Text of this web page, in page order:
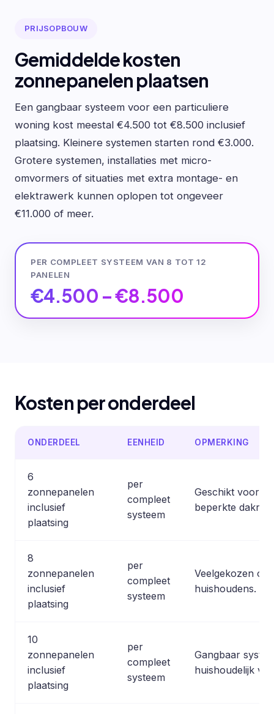
PRIJSOPBOUW
Gemiddelde kosten
zonnepanelen plaatsen
Een gangbaar systeem voor een particuliere
woning kost meestal €4.500 tot €8.500 inclusief
plaatsing. Kleinere systemen starten rond €3.000.
Grotere systemen, installaties met micro-
omvormers of situaties met extra montage- en
elektrawerk kunnen oplopen tot ongeveer
€11.000 of meer.
PER COMPLEET SYSTEEM VAN 8 TOT 12
PANELEN
€4.500 – €8.500
Kosten per onderdeel
ONDERDEEL EENHEID OPMERKING
6
zonnepanelen
inclusief
plaatsing
per
compleet
systeem
Geschikt voor
beperkte
8
zonnepanelen
inclusief
plaatsing
per
compleet
systeem
Veelgekozen
huishoudens.
10
zonnepanelen
inclusief
plaatsing
per
compleet
systeem
Gangbaar
huishoudelijk